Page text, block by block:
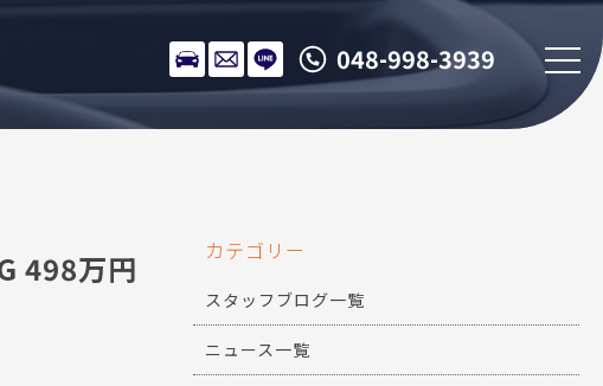
048-998-3939
498万円
カテゴリー
スタッフブログ一覧
ニュース一覧